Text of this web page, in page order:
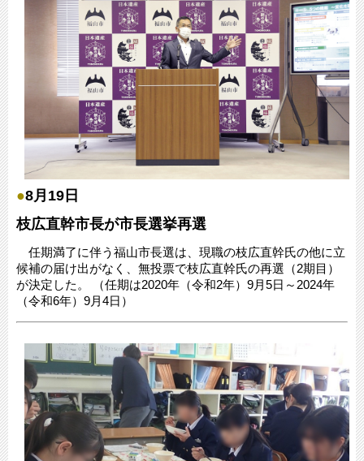
●8月19日
枝広直幹市長が市長選挙再選
任期満了に伴う福山市長選は、現職の枝広直幹氏の他に立
候補の届け出がなく、無投票で枝広直幹氏の再選（2期目）
が決定した。 （任期は2020年（令和2年）9月5日～2024年
（令和6年）9月4日）